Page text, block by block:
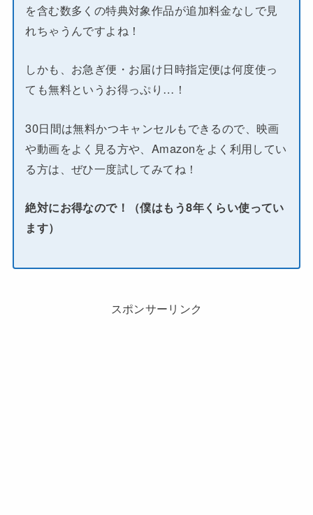
を含む数多くの特典対象作品が追加料金なしで見
れちゃうんですよね！
しかも、お急ぎ便・お届け日時指定便は何度使っ
ても無料というお得っぷり…！
30日間は無料かつキャンセルもできるので、映画
や動画をよく見る方や、Amazonをよく利用してい
る方は、ぜひ一度試してみてね！
絶対にお得なので！（僕はもう8年くらい使ってい
ます）
スポンサーリンク